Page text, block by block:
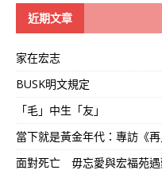
近期文章
家在宏志
BUSK明文規定
「毛」中生「友」
當下就是黃金年代：專訪《
面對死亡 毋忘愛與宏福苑遇